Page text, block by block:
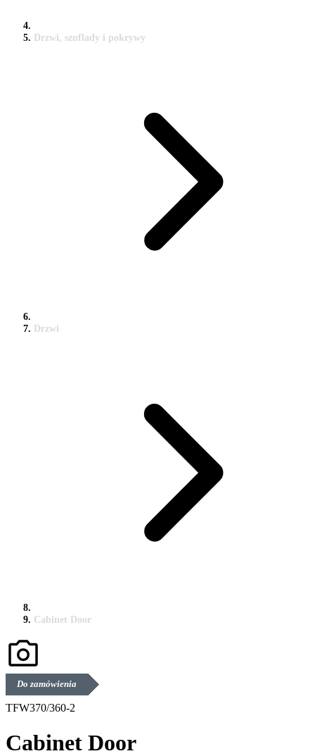
Drzwi, szuflady i pokrywy
Drzwi
Cabinet Door
Do zamówienia
TFW370/360-2
Cabinet Door